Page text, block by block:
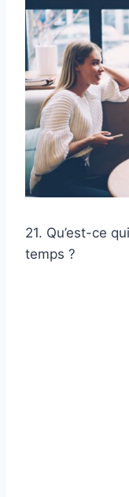
21. Qu’est-ce
temps ?